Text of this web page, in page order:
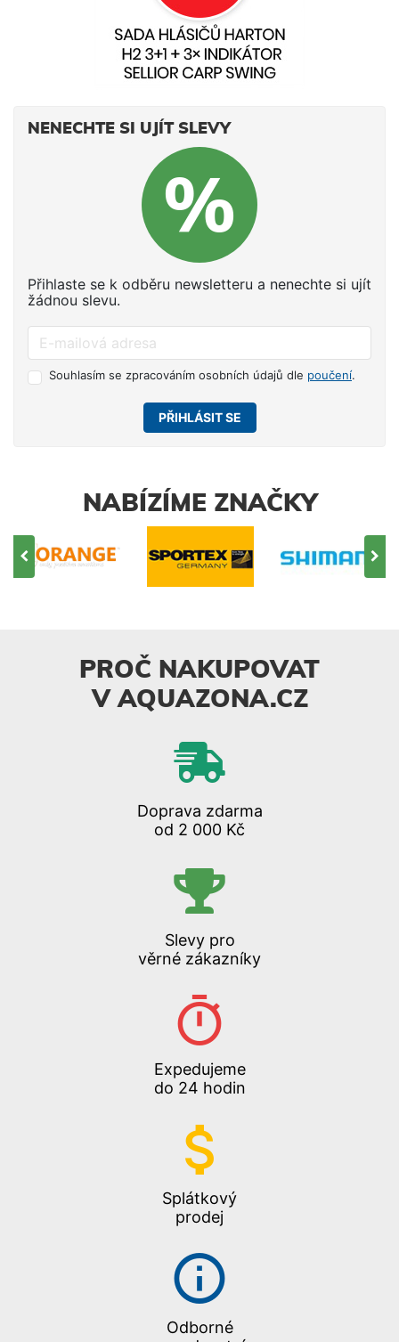
NENECHTE SI UJÍT SLEVY
Přihlaste se k odběru newsletteru a nenechte si ujít
žádnou slevu.
Souhlasím se zpracováním osobních údajů dle poučení.
PŘIHLÁSIT SE
NABÍZÍME ZNAČKY
PROČ NAKUPOVAT
V AQUAZONA.CZ
Doprava zdarma
od 2 000 Kč
Slevy pro
věrné zákazníky
Expedujeme
do 24 hodin
Splátkový
prodej
Odborné